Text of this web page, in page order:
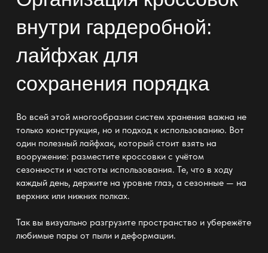
внутри гардеробной:
лайфхак для
сохранения порядка
Во всей этой многообразии систем хранения важна не
только конструкция, но и подход к использованию. Вот
один полезный лайфхак, который стоит взять на
вооружение: разместите кроссовки с учётом
сезонности и частоты использования. Те, что в ходу
каждый день, держите на уровне глаз, а сезонные — на
верхних или нижних полках.
Так вы визуально разгрузите пространство и убережёте
любимые пары от пыли и деформации.